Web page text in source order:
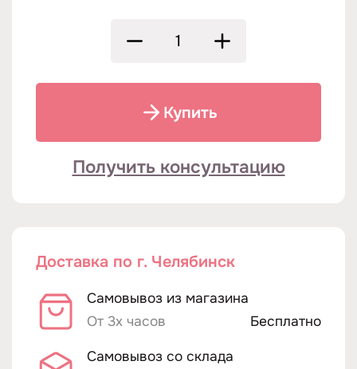
Доставка по г. Челябинск
Самовывоз из магазина
От 3х часов
Бесплатно
Самовывоз со склада
Купить
Получить консультацию